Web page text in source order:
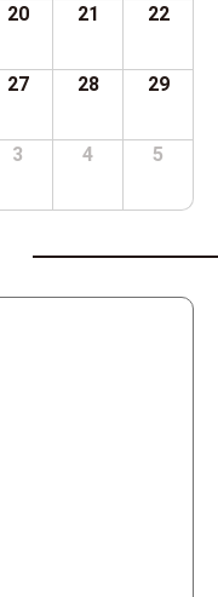
20 21 22
27 28 29
3 4 5